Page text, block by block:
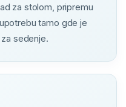
za stolom, pripremu
tamo gde je
sedenje.